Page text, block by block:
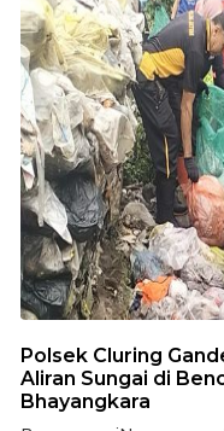
Polsek Cluring
Aliran Sungai di
Bhayangkara